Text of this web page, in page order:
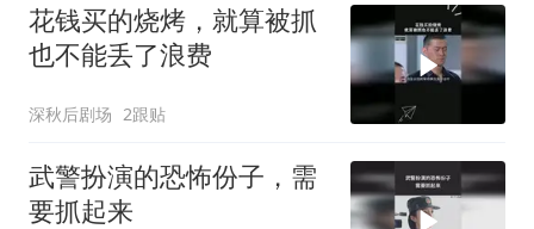
花钱买的烧烤，就算被抓
也不能丢了浪费
深秋后剧场 2跟贴
武警扮演的恐怖份子，需
要抓起来